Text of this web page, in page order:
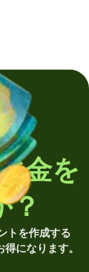
金を
？
トを作成する
になります。